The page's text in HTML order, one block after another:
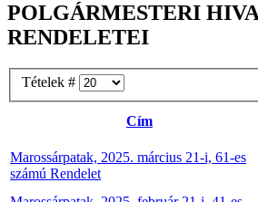
POLGÁRMESTERI
RENDELETEI
Tételek #
Cím
Marossárpatak, 2025. március 21-i, 61-es
számú Rendelet